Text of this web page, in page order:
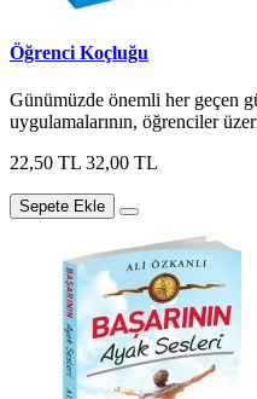
Öğrenci Koçluğu
Günümüzde önemli her geçen
uygulamalarının, öğrenciler
22,50 TL 32,00 TL
Sepete Ekle